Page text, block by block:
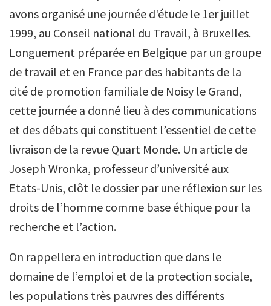
avons organisé une journée d'étude le 1er juillet
1999, au Conseil national du Travail, à Bruxelles.
Longuement préparée en Belgique par un groupe
de travail et en France par des habitants de la
cité de promotion familiale de Noisy le Grand,
cette journée a donné lieu à des communications
et des débats qui constituent l’essentiel de cette
livraison de la revue Quart Monde. Un article de
Joseph Wronka, professeur d’université aux
Etats-Unis, clôt le dossier par une réflexion sur les
droits de l’homme comme base éthique pour la
recherche et l’action.
On rappellera en introduction que dans le
domaine de l’emploi et de la protection sociale,
les populations très pauvres des différents